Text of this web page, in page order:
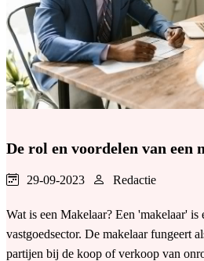
De rol en voordelen van een
29-09-2023 Redactie
Wat is een Makelaar? Een 'makelaar' is
vastgoedsector. De makelaar fungeert
partijen bij de koop of verkoop van